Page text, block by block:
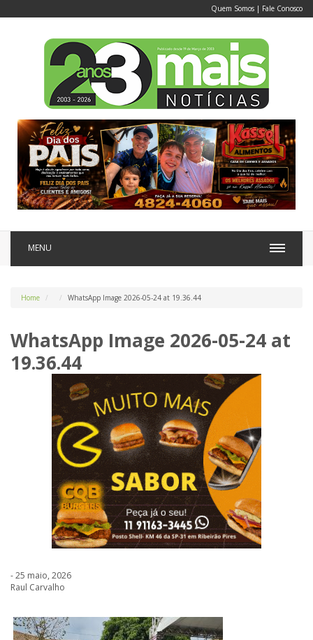
Quem Somos | Fale Conosco
MENU
Home WhatsApp Image 2026-05-24 at 19.36.44
WhatsApp Image 2026-05-24 at
19.36.44
- 25 maio, 2026
Raul Carvalho